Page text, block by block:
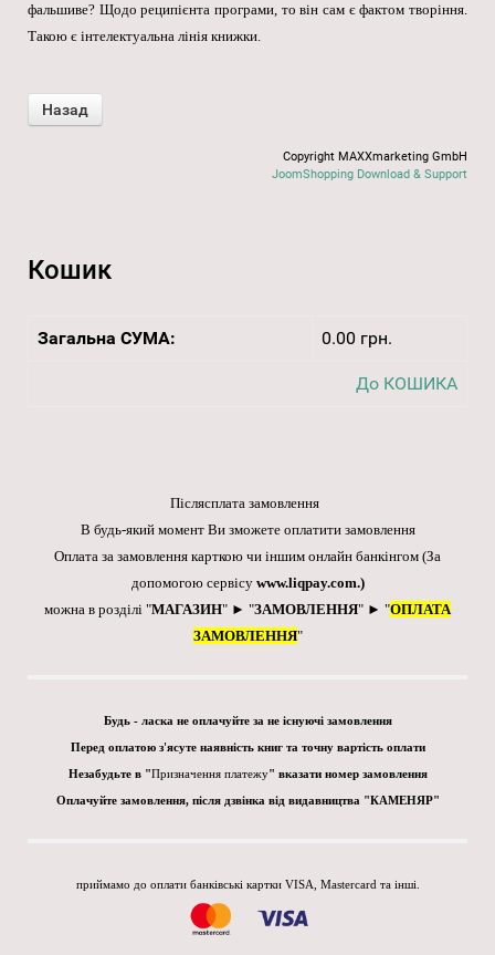
фальшиве? Щодо реципієнта програми, то він сам є фактом творіння.
Такою є інтелектуальна лінія книжки.
Copyright MAXXmarketing GmbH
JoomShopping Download & Support
Кошик
Загальна СУМА: 0.00 грн.
До КОШИКА
Післясплата замовлення
В будь-який момент Ви зможете оплатити замовлення
Оплата за замовлення карткою чи іншим онлайн банкінгом (За
допомогою сервісу www.liqpay.com.)
можна в розділі "МАГАЗИН" ► "ЗАМОВЛЕННЯ" ► "ОПЛАТА
ЗАМОВЛЕННЯ"
Будь - ласка не оплачуйте за не існуючі замовлення
Перед оплатою з'ясуте наявність книг та точну вартість оплати
Незабудьте в "Призначення платежу" вказати номер замовлення
Оплачуйте замовлення, після дзвінка від видавництва "КАМЕНЯР"
приймамо до оплати банківські картки VISA, Mastercard та інші.